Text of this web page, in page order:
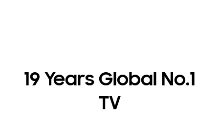
19 Years Global No.1
TV